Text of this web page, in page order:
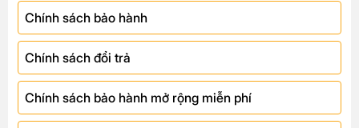
Chính sách bảo hành
Chính sách đổi trả
Chính sách bảo hành mở rộng miễn phí